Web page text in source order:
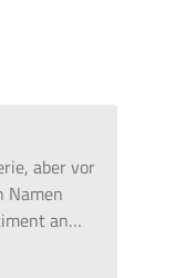
aber vor
Namen
an…